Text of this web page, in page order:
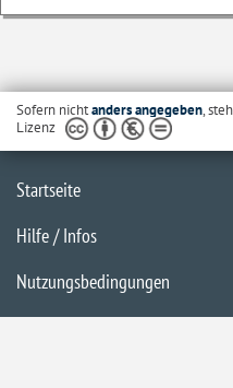
Sofern nichtanders angegeben,
Lizenz
Startseite
Hilfe / Infos
Nutzungsbedingungen